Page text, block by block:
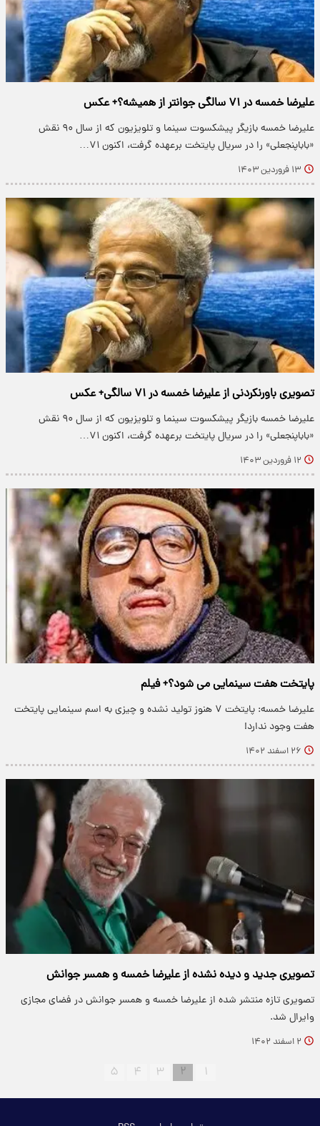
علیرضا خمسه در ۷۱ سالگی جوانتر از همیشه؟+ عکس
علیرضا خمسه بازیگر پیشکسوت سینما و تلویزیون که از سال ۹۰ نقش
«باباپنجعلی» را در سریال پایتخت برعهده گرفت، اکنون ۷۱…
۱۳ فروردین ۱۴۰۳
تصویری باورنکردنی از علیرضا خمسه در ۷۱ سالگی+ عکس
علیرضا خمسه بازیگر پیشکسوت سینما و تلویزیون که از سال ۹۰ نقش
«باباپنجعلی» را در سریال پایتخت برعهده گرفت، اکنون ۷۱…
۱۲ فروردین ۱۴۰۳
پایتخت هفت سینمایی می شود؟+ فیلم
علیرضا خمسه: پایتخت ۷ هنوز تولید نشده و چیزی به اسم سینمایی پایتخت
هفت وجود ندارد!
۲۶ اسفند ۱۴۰۲
تصویری جدید و دیده نشده از علیرضا خمسه و همسر جوانش
تصویری تازه منتشر شده از علیرضا خمسه و همسر جوانش در فضای مجازی
وایرال شد.
۲ اسفند ۱۴۰۲
۱ ۲ ۳ ۴ ۵